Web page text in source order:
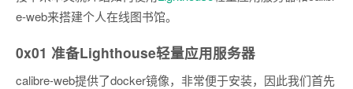
e-web来搭建个人在线图书馆。
0x01 准备Lighthouse轻量应用服务器
calibre-web提供了docker镜像，非常便于安装，因此我们首先